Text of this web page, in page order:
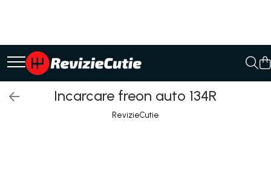
Ulei cutie automata
Filtre cutii automate
Incarcare freon auto 134R
RevizieCutie